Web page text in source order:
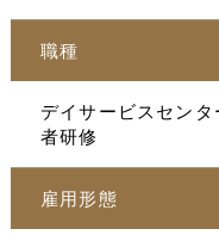
職種
デイサービスセン
者研修
雇用形態